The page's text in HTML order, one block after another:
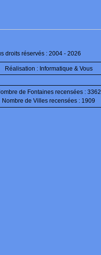
droits réservés : 2004 - 2026
Réalisation : Informatique & Vous
de Fontaines recensées : 3362
Nombre de Villes recensées : 1909